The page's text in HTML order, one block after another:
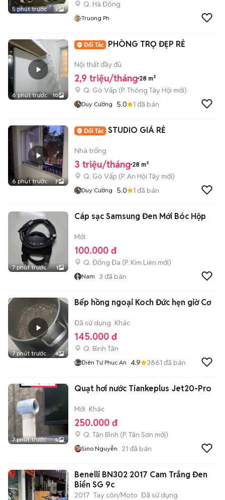
5 phút trước 2
Q. Hà Đông
Truong Ph
6 phút trước 10
PHÒNG TRỌ ĐẸP RẺ
Nội thất đầy đủ
2,9 triệu/tháng 28 m²
Q. Gò Vấp (P. Thông Tây Hội mới)
Duy Cường 5.0 1 đã bán
6 phút trước 7
STUDIO GIÁ RẺ
Nhà trống
3 triệu/tháng 28 m²
Q. Gò Vấp (P. An Hội Tây mới)
Duy Cường 5.0 1 đã bán
7 phút trước 1
Cáp sạc Samsung Đen Mới Bóc Hộp
Mới
100.000 đ
Q. Đống Đa (P. Kim Liên mới)
Nam 3 đã bán
7 phút trước 4
Bếp hồng ngoại Koch Đức hẹn giờ Cơ
Đã sử dụng Khác
145.000 đ
Q. Bình Tân
Điên Tư Phuc An 4.9 3861 đã bán
7 phút trước 5
Quạt hơi nước Tiankeplus Jet20-Pro
Mới Khác
250.000 đ
Q. Tân Bình (P. Tân Sơn mới)
Sino Nguyễn 21 đã bán
Benelli BN302 2017 Cam Trắng Đen
Biển SG 9c
2017 Tay côn/Moto Đã sử dụng